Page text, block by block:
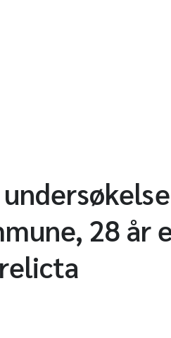
28 år